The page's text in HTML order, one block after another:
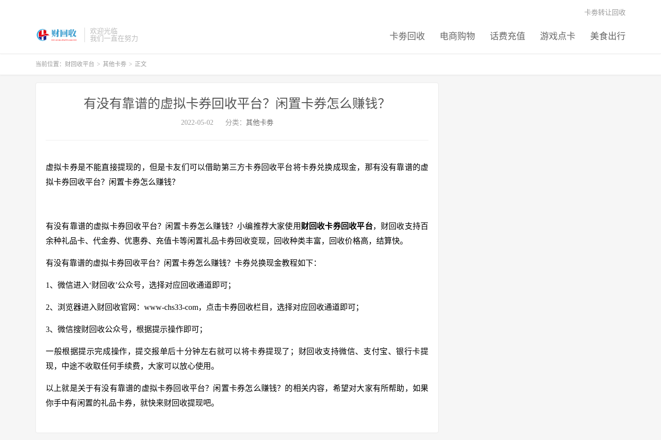
欢迎光临
我们一直在努力
卡劵回收 电商购物 话费充值 游戏点卡 美食出行
卡劵转让回收
当前位置： 财回收平台 > 其他卡劵 > 正文
有没有靠谱的虚拟卡券回收平台？闲置卡券怎么赚钱？
2022-05-02 分类： 其他卡劵
虚拟卡券是不能直接提现的，但是卡友们可以借助第三方卡券回收平台将卡券兑换成现金，那有没有靠谱的虚
拟卡券回收平台？闲置卡券怎么赚钱？
有没有靠谱的虚拟卡券回收平台？闲置卡券怎么赚钱？小编推荐大家使用 财回收卡券回收平台，财回收支持百
余种礼品卡、代金券、优惠券、充值卡等闲置礼品卡券回收变现，回收种类丰富，回收价格高，结算快。
有没有靠谱的虚拟卡券回收平台？闲置卡券怎么赚钱？卡券兑换现金教程如下：
1、微信进入‘财回收’公众号，选择对应回收通道即可；
2、浏览器进入财回收官网： www-chs33-com，点击卡券回收栏目，选择对应回收通道即可；
3、微信搜财回收公众号，根据提示操作即可；
一般根据提示完成操作，提交报单后十分钟左右就可以将卡券提现了；财回收支持微信、支付宝、银行卡提
现，中途不收取任何手续费，大家可以放心使用。
以上就是关于有没有靠谱的虚拟卡券回收平台？闲置卡券怎么赚钱？的相关内容，希望对大家有所帮助，如果
你手中有闲置的礼品卡券，就快来财回收提现吧。